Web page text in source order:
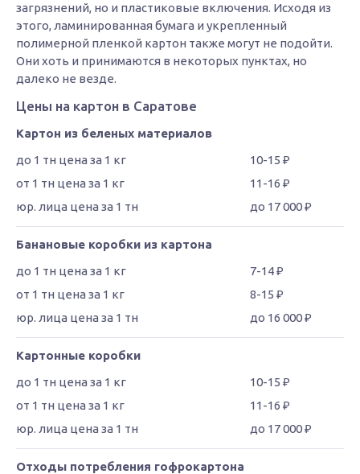
загрязнений, но и пластиковые включения. Исходя из
этого, ламинированная бумага и укрепленный
полимерной пленкой картон также могут не подойти.
Они хоть и принимаются в некоторых пунктах, но
далеко не везде.
Цены на картон в Саратове
Картон из беленых материалов
10-15 ₽
11-16 ₽
до 17 000 ₽
Банановые коробки из картона
7-14 ₽
8-15 ₽
до 16 000 ₽
Картонные коробки
10-15 ₽
11-16 ₽
до 17 000 ₽
Отходы потребления гофрокартона